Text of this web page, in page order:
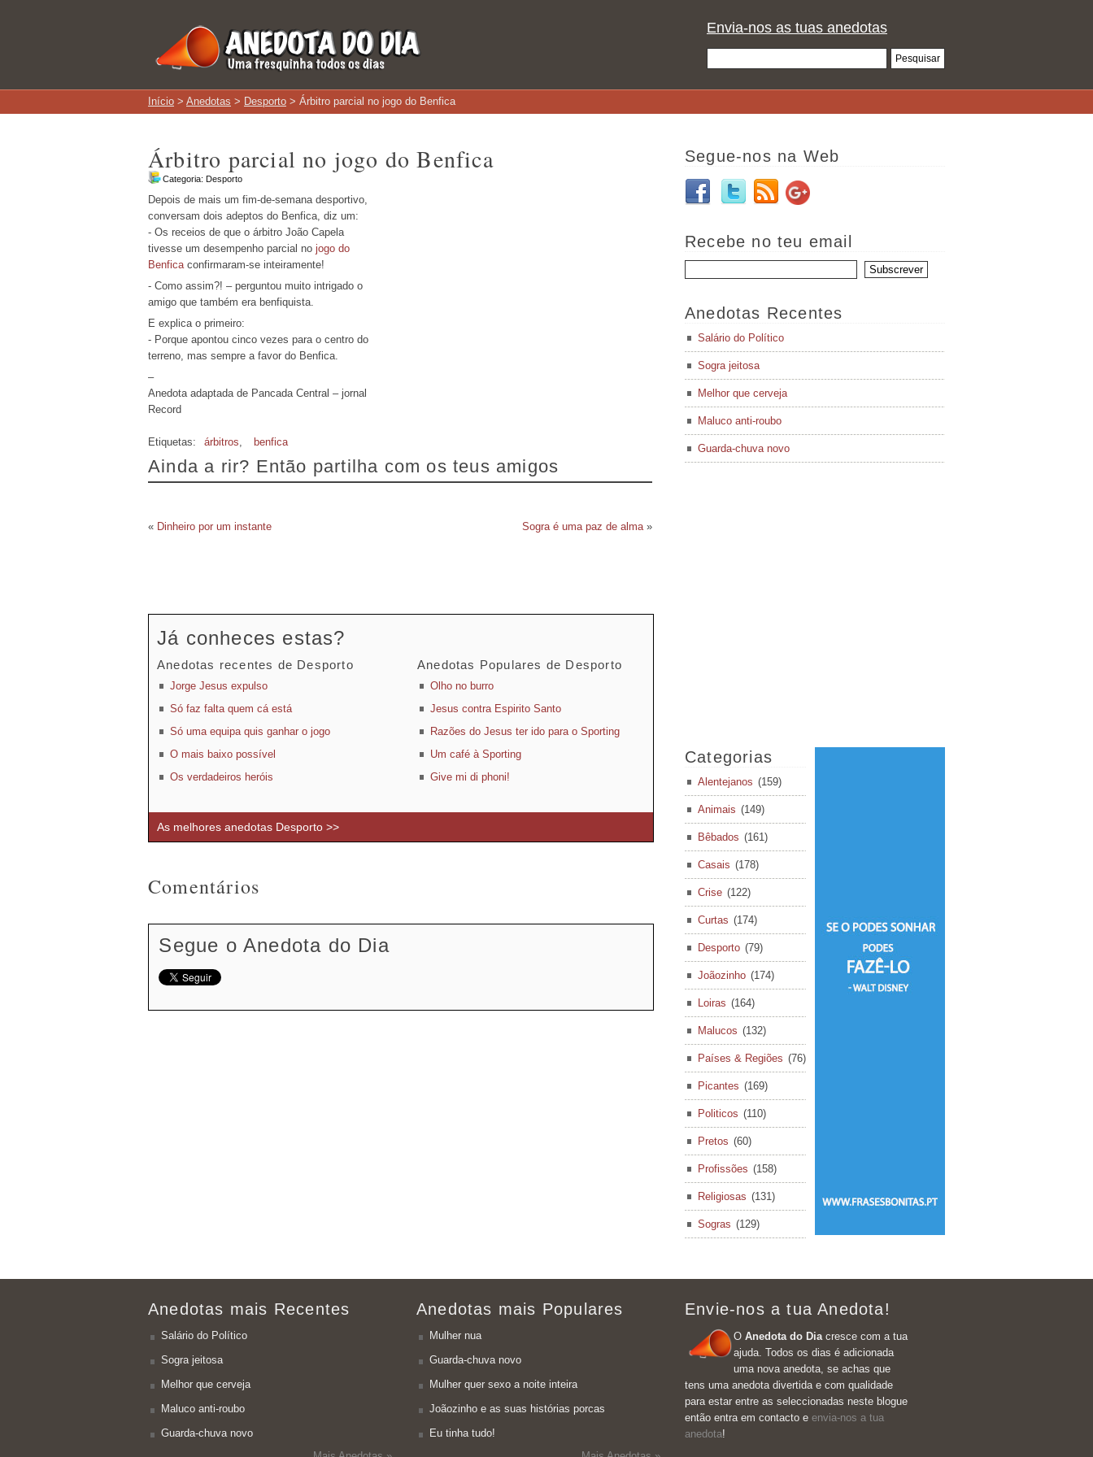
Envia-nos as tuas anedotas
Início > Anedotas > Desporto > Árbitro parcial no jogo do Benfica
Árbitro parcial no jogo do Benfica
Categoria: Desporto
Depois de mais um fim-de-semana desportivo,
conversam dois adeptos do Benfica, diz um:
- Os receios de que o árbitro João Capela
tivesse um desempenho parcial no jogo do
Benficaconfirmaram-se inteiramente!
- Como assim?! – perguntou muito intrigado o
amigo que também era benfiquista.
E explica o primeiro:
- Porque apontou cinco vezes para o centro do
terreno, mas sempre a favor do Benfica.
–
Anedota adaptada de Pancada Central – jornal
Record
Ainda a rir? Então partilha com os teus amigos
Etiquetas: árbitros, benfica
« Dinheiro por um instante Sogra é uma paz de alma»
Já conheces estas?
Anedotas recentes de Desporto
Jorge Jesus expulso
Só faz falta quem cá está
Só uma equipa quis ganhar o jogo
O mais baixo possível
Os verdadeiros heróis
Anedotas Populares de Desporto
Olho no burro
Jesus contra Espirito Santo
Razões do Jesus ter ido para o Sporting
Um café à Sporting
Give mi di phoni!
As melhores anedotas Desporto >>
Comentários
Segue o Anedota do Dia
Segue-nos na Web
Recebe no teu email
Anedotas Recentes
Salário do Político
Sogra jeitosa
Melhor que cerveja
Maluco anti-roubo
Guarda-chuva novo
Categorias
Alentejanos (159)
Animais (149)
Bêbados (161)
Casais (178)
Crise (122)
Curtas (174)
Desporto (79)
Joãozinho (174)
Loiras (164)
Malucos (132)
Países & Regiões (76)
Picantes (169)
Politicos (110)
Pretos (60)
Profissões (158)
Religiosas (131)
Sogras (129)
Anedotas mais Recentes
Salário do Político
Sogra jeitosa
Melhor que cerveja
Maluco anti-roubo
Guarda-chuva novo
Anedotas mais Populares
Mulher nua
Guarda-chuva novo
Mulher quer sexo a noite inteira
Joãozinho e as suas histórias porcas
Eu tinha tudo!
Envie-nos a tua Anedota!
O Anedota do Diacresce com a tua
ajuda. Todos os dias é adicionada
uma nova anedota, se achas que
tens uma anedota divertida e com qualidade
para estar entre as seleccionadas neste blogue
então entra em contacto e envia-nos a tua
anedota!